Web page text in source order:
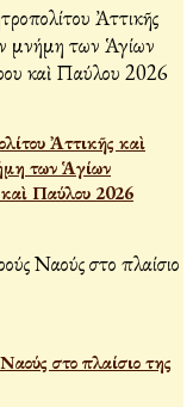
Ἀττικῆς καὶ
των Ἁγίων
Παύλου 2026
στο πλαίσιο της